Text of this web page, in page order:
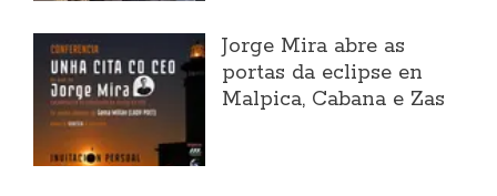
Jorge Mira abre as
portas da eclipse en
Malpica, Cabana e Zas